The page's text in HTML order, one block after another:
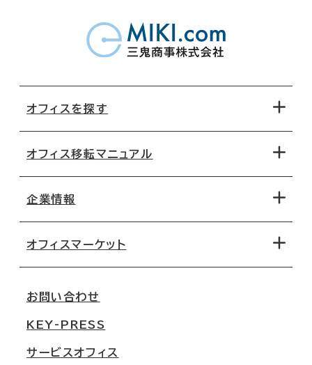
オフィスを探す
地図から探す
路線・駅から探す
オフィス移転マニュアル
移転コストシミュレーション
移転スケジュール
オフィス移転Q&A
企業情報
オフィスマーケット
大阪
名古屋
お問い合わせ
KEY-PRESS
サービスオフィス